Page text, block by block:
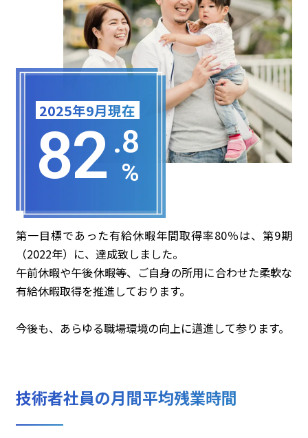
2025年9月現在
82 .8
%
第一目標であった有給休暇年間取得率80％は、第9期
（2022年）に、達成致しました。
午前休暇や午後休暇等、ご自身の所用に合わせた柔軟な
有給休暇取得を推進しております。
今後も、あらゆる職場環境の向上に邁進して参ります。
技術者社員の月間平均残業時間